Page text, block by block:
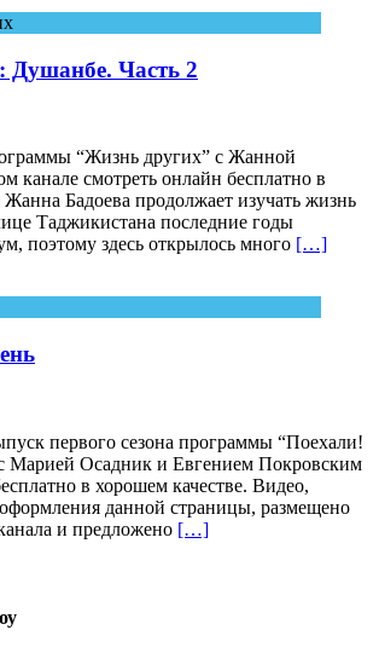
Душанбе. Часть 2
“Жизнь других” с Жанной
канале смотреть онлайн бесплатно в
Жанна Бадоева продолжает изучать жизнь
Таджикистана последние годы
поэтому здесь открылось много […]
первого сезона программы “Поехали!
Марией Осадник и Евгением Покровским
в хорошем качестве. Видео,
данной страницы, размещено
и предложено […]